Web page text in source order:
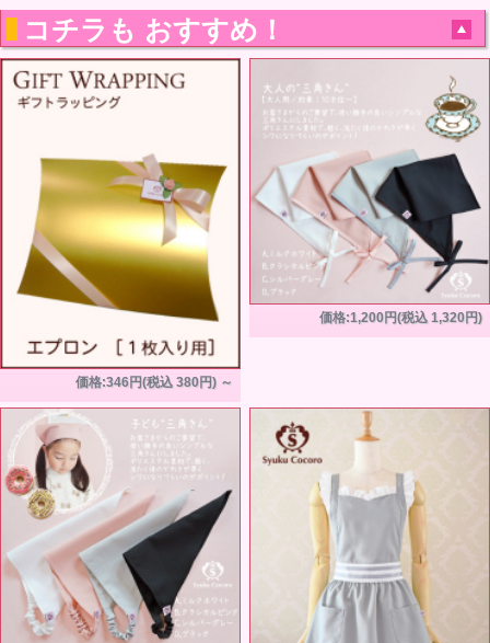
コチラも おすすめ！
価格:346円(税込 380円) ～
価格:1,200円(税込 1,320円)